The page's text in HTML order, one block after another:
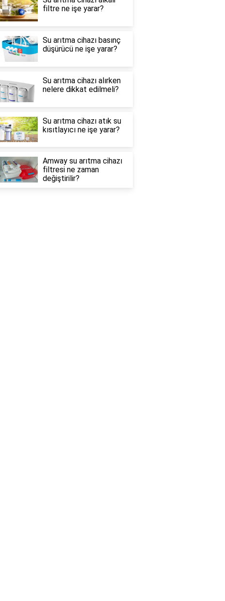
filtre ne işe yarar?
Su arıtma cihazı basınç
düşürücü ne işe yarar?
Su arıtma cihazı alırken
nelere dikkat edilmeli?
Su arıtma cihazı atık su
kısıtlayıcı ne işe yarar?
Amway su arıtma cihazı
filtresi ne zaman
değiştirilir?